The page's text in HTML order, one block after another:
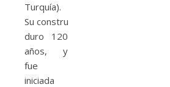
Turquía).
Su construcción
duro 120
años, y
fue
iniciada